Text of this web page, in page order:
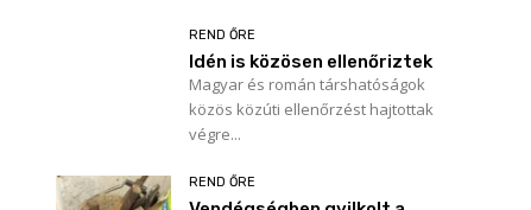
REND ŐRE
Idén is közösen ellenőriztek
Magyar és román társhatóságok
közös közúti ellenőrzést hajtottak
végre...
REND ŐRE